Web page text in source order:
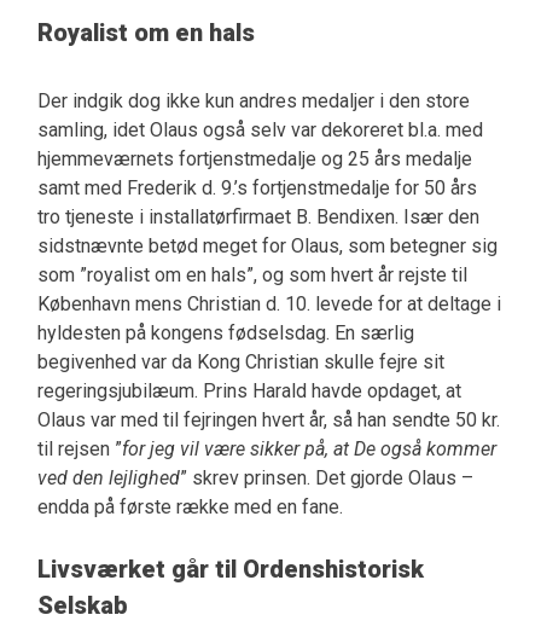
Royalist om en hals
Der indgik dog ikke kun andres medaljer i den store
samling, idet Olaus også selv var dekoreret bl.a. med
hjemmeværnets fortjenstmedalje og 25 års medalje
samt med Frederik d. 9.’s fortjenstmedalje for 50 års
tro tjeneste i installatørfirmaet B. Bendixen. Især den
sidstnævnte betød meget for Olaus, som betegner sig
som ”royalist om en hals”, og som hvert år rejste til
København mens Christian d. 10. levede for at deltage i
hyldesten på kongens fødselsdag. En særlig
begivenhed var da Kong Christian skulle fejre sit
regeringsjubilæum. Prins Harald havde opdaget, at
Olaus var med til fejringen hvert år, så han sendte 50 kr.
til rejsen ”for jeg vil være sikker på, at De også kommer
ved den lejlighed” skrev prinsen. Det gjorde Olaus –
endda på første række med en fane.
Livsværket går til Ordenshistorisk
Selskab